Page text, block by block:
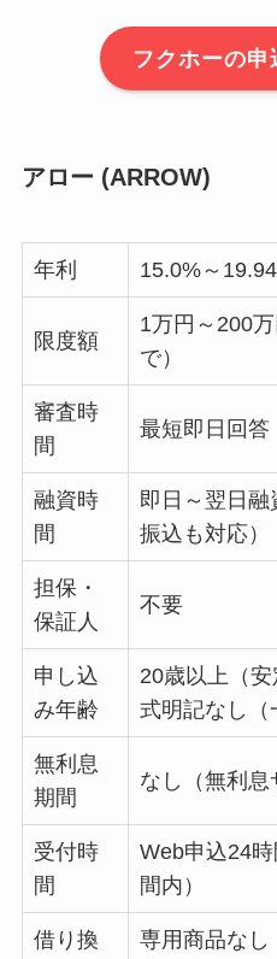
フクホーの申
アロー (ARROW)
年利 15.0%～
限度額
1万円～200
で）
審査時
間
最短即日回答
融資時
間
即日～翌日融
振込も対応）
担保・
保証人
不要
申し込
み年齢
20歳以上（
式明記なし（
無利息
期間
なし（無利息
受付時
間
Web申込24
間内）
借り換
専用商品なし